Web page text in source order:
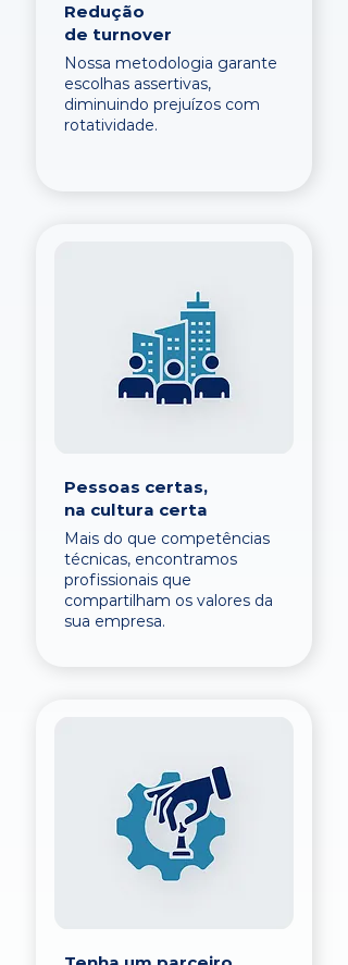
Redução
de turnover
Nossa metodologia garante
escolhas assertivas,
diminuindo prejuízos com
rotatividade.
Pessoas certas,
na cultura certa
Mais do que competências
técnicas, encontramos
profissionais que
compartilham os valores da
sua empresa.